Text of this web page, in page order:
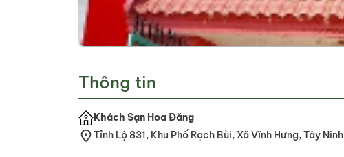
Thông tin
Khách Sạn Hoa Đăng
Tỉnh Lộ 831, Khu Phố Rạch Bùi, Xã Vĩnh Hưng, Tây Ninh